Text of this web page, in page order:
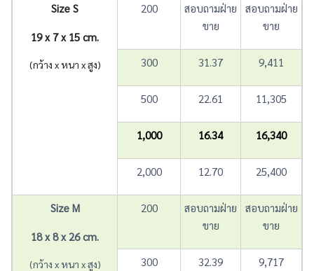
Size S
19 x 7 x 15 cm.
(กว้าง x หนา x สูง)
200
สอบถามฝ่าย
ขาย
สอบถามฝ่าย
ขาย
300 31.37 9,411
500 22.61 11,305
1,000 16.34 16,340
2,000 12.70 25,400
Size M
18 x 8 x 26 cm.
(กว้าง x หนา x สูง)
200
สอบถามฝ่าย
ขาย
สอบถามฝ่าย
ขาย
300 32.39 9,717